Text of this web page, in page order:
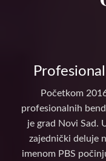
Početkom
profesionalnih
je grad Novi Sad.
zajednički deluje
imenom PBS